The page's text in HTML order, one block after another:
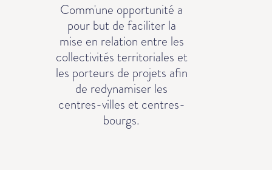
Comm'une opportunité a
pour but de faciliter la
mise en relation entre les
collectivités territoriales et
les porteurs de projets afin
de redynamiser les
centres-villes et centres-
bourgs.